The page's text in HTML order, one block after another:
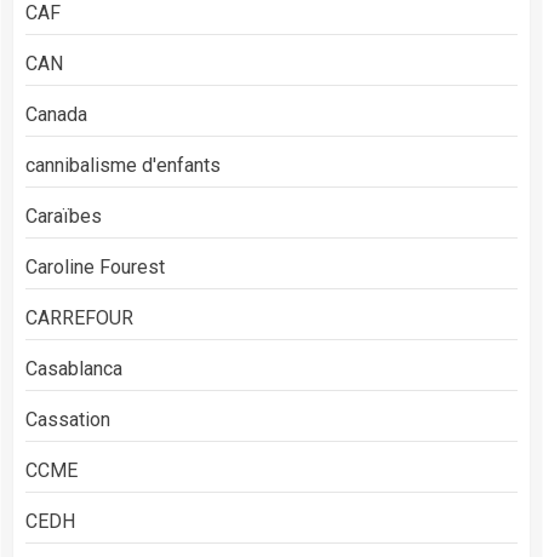
CAF
CAN
Canada
cannibalisme d'enfants
Caraïbes
Caroline Fourest
CARREFOUR
Casablanca
Cassation
CCME
CEDH